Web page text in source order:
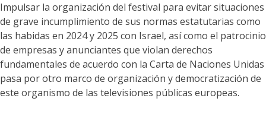
Impulsar la organización del festival para evitar situaciones
de grave incumplimiento de sus normas estatutarias como
las habidas en 2024 y 2025 con Israel, así como el patrocinio
de empresas y anunciantes que violan derechos
fundamentales de acuerdo con la Carta de Naciones Unidas
pasa por otro marco de organización y democratización de
este organismo de las televisiones públicas europeas.